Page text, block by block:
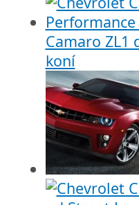
Camaro ZL1
koní